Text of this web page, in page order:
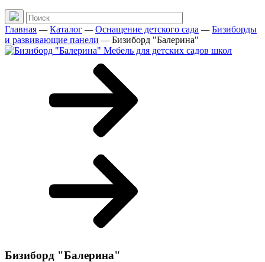
Главная —Каталог —Оснащение детского сада —Бизиборды
и развивающие панели —Бизиборд "Балерина"
Бизиборд "Балерина"